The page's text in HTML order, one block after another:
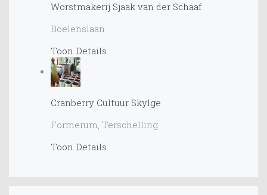
Worstmakerij Sjaak van der Schaaf
Boelenslaan
Toon Details
Cranberry Cultuur Skylge
Formerum, Terschelling
Toon Details